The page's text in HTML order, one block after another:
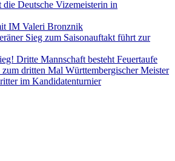
die Deutsche Vizemeisterin in
IM Valeri Bronznik
Sieg zum Saisonauftakt führt zur
Dritte Mannschaft besteht Feuertaufe
dritten Mal Württembergischer Meister
im Kandidatenturnier